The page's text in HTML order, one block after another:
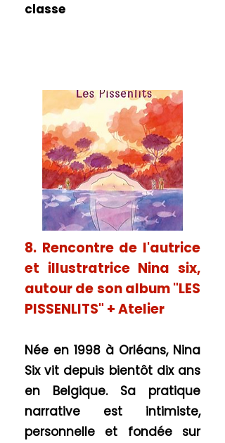
classe
8. Rencontre de l'autrice
et illustratrice Nina six,
autour de son album "LES
PISSENLITS" + Atelier
Née en 1998 à Orléans, Nina
Six vit depuis bientôt dix ans
en Belgique. Sa pratique
narrative est intimiste,
personnelle et fondée sur